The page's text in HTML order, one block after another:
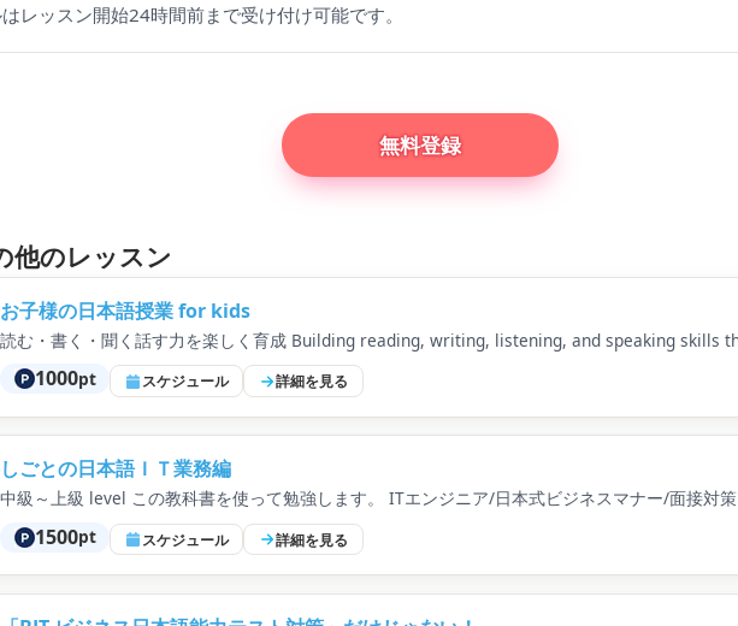
レッスン開始24時間前まで受け付け可能です。
無料登録
他のレッスン
お子様の日本語授業 for kids
読む・書く・聞く話す力を楽しく育成 Building reading, writing, listening, and speaking skills
1000pt スケジュール 詳細を見る
しごとの日本語ＩＴ業務編
中級～上級 level この教科書を使って勉強します。 ITエンジニア/日本式ビジネスマナー/面接対策
1500pt スケジュール 詳細を見る